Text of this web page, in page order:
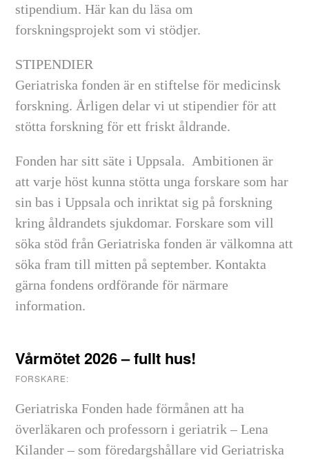
stipendium. Här kan du läsa om
forskningsprojekt som vi stödjer.
STIPENDIER
Geriatriska fonden är en stiftelse för medicinsk
forskning. Årligen delar vi ut stipendier för att
stötta forskning för ett friskt åldrande.
Fonden har sitt säte i Uppsala. Ambitionen är
att varje höst kunna stötta unga forskare som har
sin bas i Uppsala och inriktat sig på forskning
kring åldrandets sjukdomar. Forskare som vill
söka stöd från Geriatriska fonden är välkomna att
söka fram till mitten på september. Kontakta
gärna fondens ordförande för närmare
information.
Vårmötet 2026 – fullt hus!
FORSKARE:
Geriatriska Fonden hade förmånen att ha
överläkaren och professorn i geriatrik – Lena
Kilander – som föredargshållare vid Geriatriska